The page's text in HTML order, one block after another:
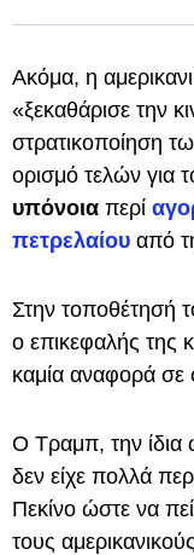
Ακόμα, η
«ξεκαθάρισε την
στρατικοποίηση
ορισμό τελών για
υπόνοια περί
πετρελαίου από
Στην τοποθέτησή
ο επικεφαλής της
καμία αναφορά σε
Ο Τραμπ, την ίδια
δεν είχε πολλά
Πεκίνο ώστε να
τους